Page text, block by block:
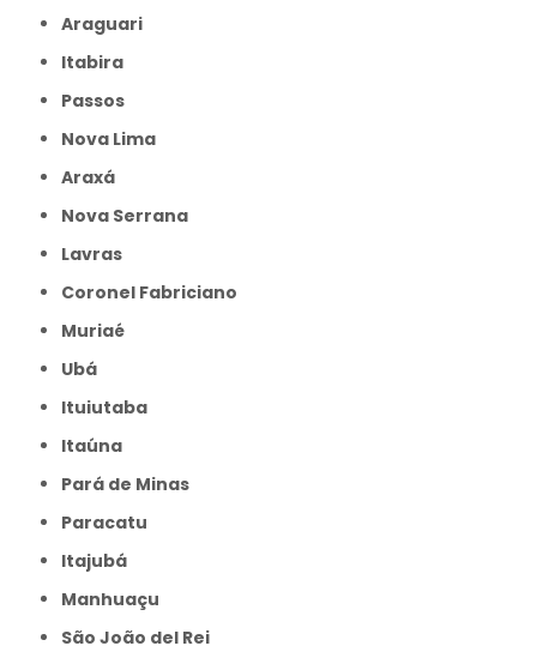
Araguari
Itabira
Passos
Nova Lima
Araxá
Nova Serrana
Lavras
Coronel Fabriciano
Muriaé
Ubá
Ituiutaba
Itaúna
Pará de Minas
Paracatu
Itajubá
Manhuaçu
São João del Rei